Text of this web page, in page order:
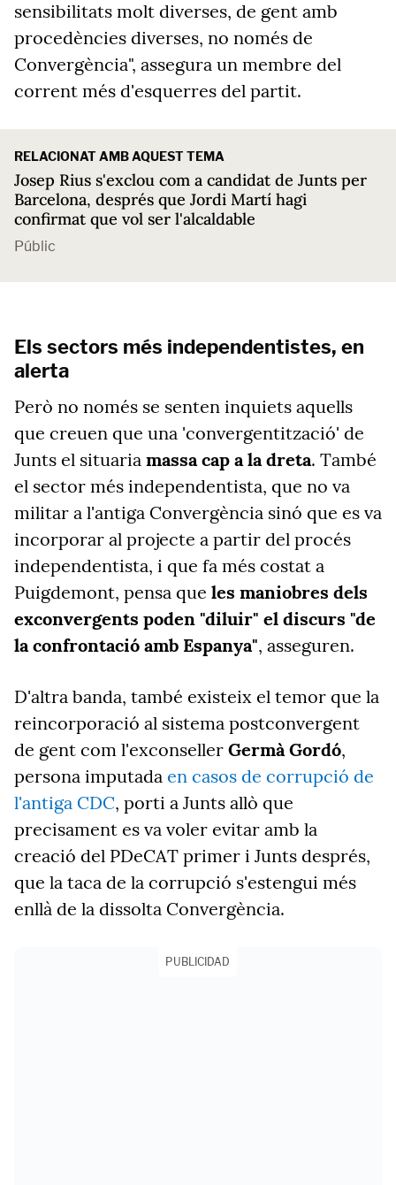
sensibilitats molt diverses, de gent amb
procedències diverses, no només de
Convergència", assegura un membre del
corrent més d'esquerres del partit.
RELACIONAT AMB AQUEST TEMA
Josep Rius s'exclou com a candidat de Junts per
Barcelona, després que Jordi Martí hagi
confirmat que vol ser l'alcaldable
Públic
Els sectors més independentistes, en
alerta
Però no només se senten inquiets aquells
que creuen que una 'convergentització' de
Junts el situaria massa cap a la dreta. També
el sector més independentista, que no va
militar a l'antiga Convergència sinó que es va
incorporar al projecte a partir del procés
independentista, i que fa més costat a
Puigdemont, pensa que les maniobres dels
exconvergents poden "diluir" el discurs "de
la confrontació amb Espanya", asseguren.
D'altra banda, també existeix el temor que la
reincorporació al sistema postconvergent
de gent com l'exconseller Germà Gordó,
persona imputada en casos de corrupció de
l'antiga CDC, porti a Junts allò que
precisament es va voler evitar amb la
creació del PDeCAT primer i Junts després,
que la taca de la corrupció s'estengui més
enllà de la dissolta Convergència.
PUBLICIDAD